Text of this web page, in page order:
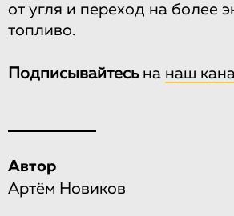
от угля и переход на более
топливо.
Подписывайтесьна наш
Автор
Артём Новиков